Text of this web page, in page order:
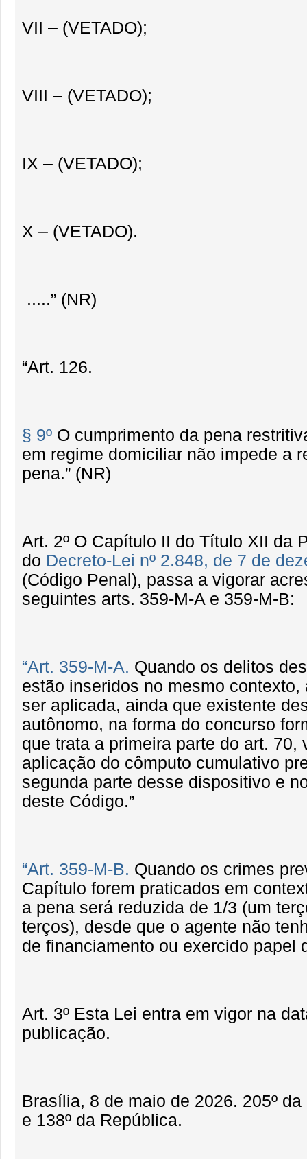
VII – (VETADO);
VIII – (VETADO);
IX – (VETADO);
X – (VETADO).
.....” (NR)
“Art. 126.
§ 9º O cumprimento da pena
em regime domiciliar não impede a
pena.” (NR)
Art. 2º O Capítulo II do Título XII da
do Decreto-Lei nº 2.848, de 7 de
(Código Penal), passa a vigorar
seguintes arts. 359-M-A e 359-M-B:
“Art. 359-M-A. Quando os delitos
estão inseridos no mesmo contexto,
ser aplicada, ainda que existente
autônomo, na forma do concurso
que trata a primeira parte do art. 70,
aplicação do cômputo cumulativo
segunda parte desse dispositivo e
deste Código.”
“Art. 359-M-B. Quando os crimes
Capítulo forem praticados em
a pena será reduzida de 1/3 (um
terços), desde que o agente não
de financiamento ou exercido papel
Art. 3º Esta Lei entra em vigor na
publicação.
Brasília, 8 de maio de 2026. 205º
e 138º da República.